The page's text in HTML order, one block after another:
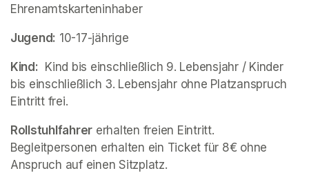
Ehrenamtskarteninhaber
Jugend: 10-17-jährige
Kind:
  Kind bis einschließlich 9. Lebensjahr / Kinder
bis einschließlich 3. Lebensjahr ohne Platzanspruch
Eintritt frei.
Rollstuhlfahrer erhalten freien Eintritt.
Begleitpersonen erhalten ein Ticket für 8€ ohne
Anspruch auf einen Sitzplatz.